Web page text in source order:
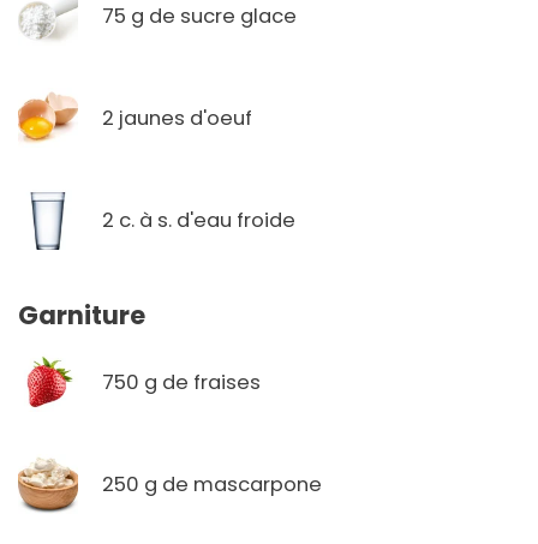
75 g de sucre glace
2 jaunes d'oeuf
2 c. à s. d'eau froide
Garniture
750 g de fraises
250 g de mascarpone